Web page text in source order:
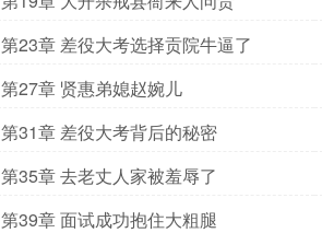
第23章 差役大考选择贡院牛逼了
第27章 贤惠弟媳赵婉儿
第31章 差役大考背后的秘密
第35章 去老丈人家被羞辱了
第39章 面试成功抱住大粗腿